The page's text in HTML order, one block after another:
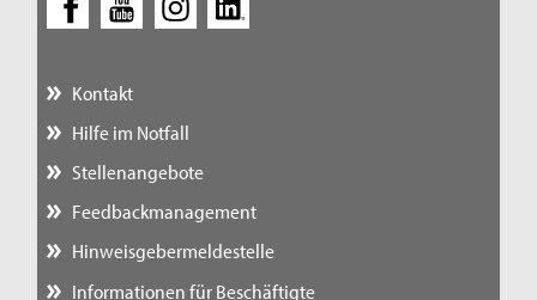
Kontakt
Hilfe im Notfall
Stellenangebote
Feedbackmanagement
Hinweisgebermeldestelle
Informationen für Beschäftigte